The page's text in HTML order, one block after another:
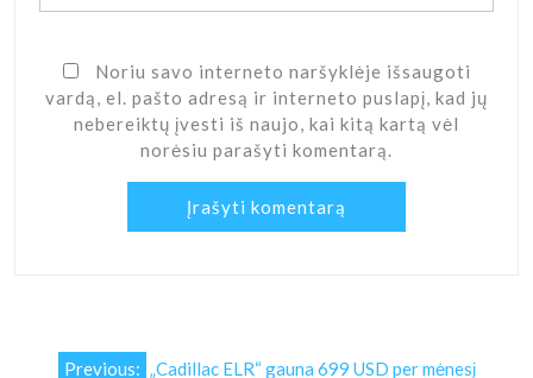
Noriu savo interneto naršyklėje išsaugoti
vardą, el. pašto adresą ir interneto puslapį, kad jų
nebereiktų įvesti iš naujo, kai kitą kartą vėl
norėsiu parašyti komentarą.
Navigacija
Previous: „Cadillac ELR“ gauna 699 USD per mėnesį